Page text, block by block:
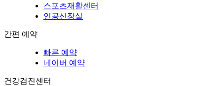
스포츠재활센터
인공신장실
간편 예약
빠른 예약
네이버 예약
건강검진센터